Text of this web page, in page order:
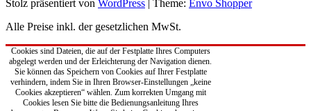
Stolz präsentiert von WordPress | Theme: Envo Shopper
Alle Preise inkl. der gesetzlichen MwSt.
Cookies sind Dateien, die auf der Festplatte Ihres Computers
abgelegt werden und der Erleichterung der Navigation dienen.
Sie können das Speichern von Cookies auf Ihrer Festplatte
verhindern, indem Sie in Ihren Browser-Einstellungen „keine
Cookies akzeptieren“ wählen. Zum korrekten Umgang mit
Cookies lesen Sie bitte die Bedienungsanleitung Ihres